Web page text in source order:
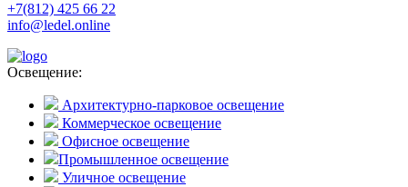
+7(812) 425 66 22
info@ledel.online
Освещение:
Архитектурно-парковое освещение
Коммерческое освещение
Офисное освещение
Промышленное освещение
Уличное освещение